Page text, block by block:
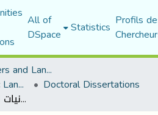
All of
DSpace Statistics Profils
Faculty of Letters and Languages
Department of Arabic Language and Literature Doctoral Dissertations
قضية المعنى في اللسانيات التداولية واللسانيات العرفنية-دراسة مقارنة